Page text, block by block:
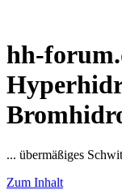
hh-
... übermäßiges
Zum Inhalt